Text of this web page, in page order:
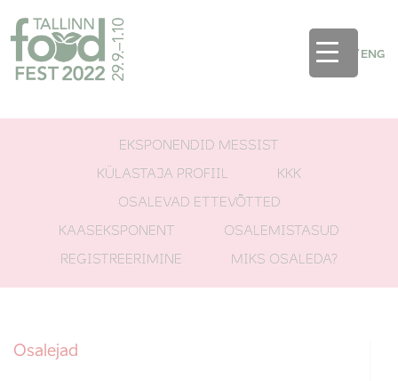
EST / ENG
EKSPONENDID MESSIST
KÜLASTAJA PROFIIL
KKK
OSALEVAD ETTEVÕTTED
KAASEKSPONENT
OSALEMISTASUD
REGISTREERIMINE
MIKS OSALEDA?
Osalejad